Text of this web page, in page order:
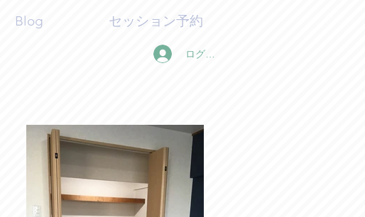
Blog セッション予約
ログイン